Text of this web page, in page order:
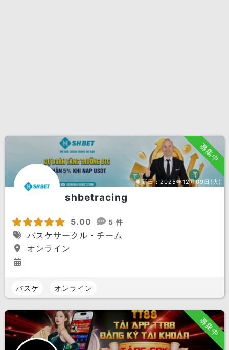
募集中
更新日：2025年12月09日(火)
shbetracing
5.00 5 件
バスケサークル・チーム
オンライン
バスケ オンライン
募集中